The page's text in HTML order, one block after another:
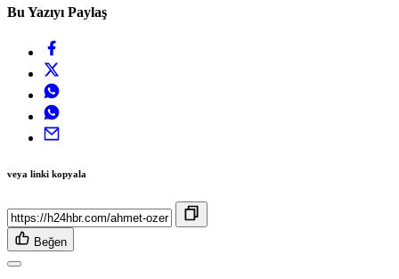
Bu Yazıyı Paylaş
veya linki kopyala
Beğen